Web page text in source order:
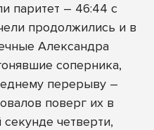
паритет – 46:44 с
продолжились и в
Александра
соперника,
перерыву –
поверг их в
четверти,